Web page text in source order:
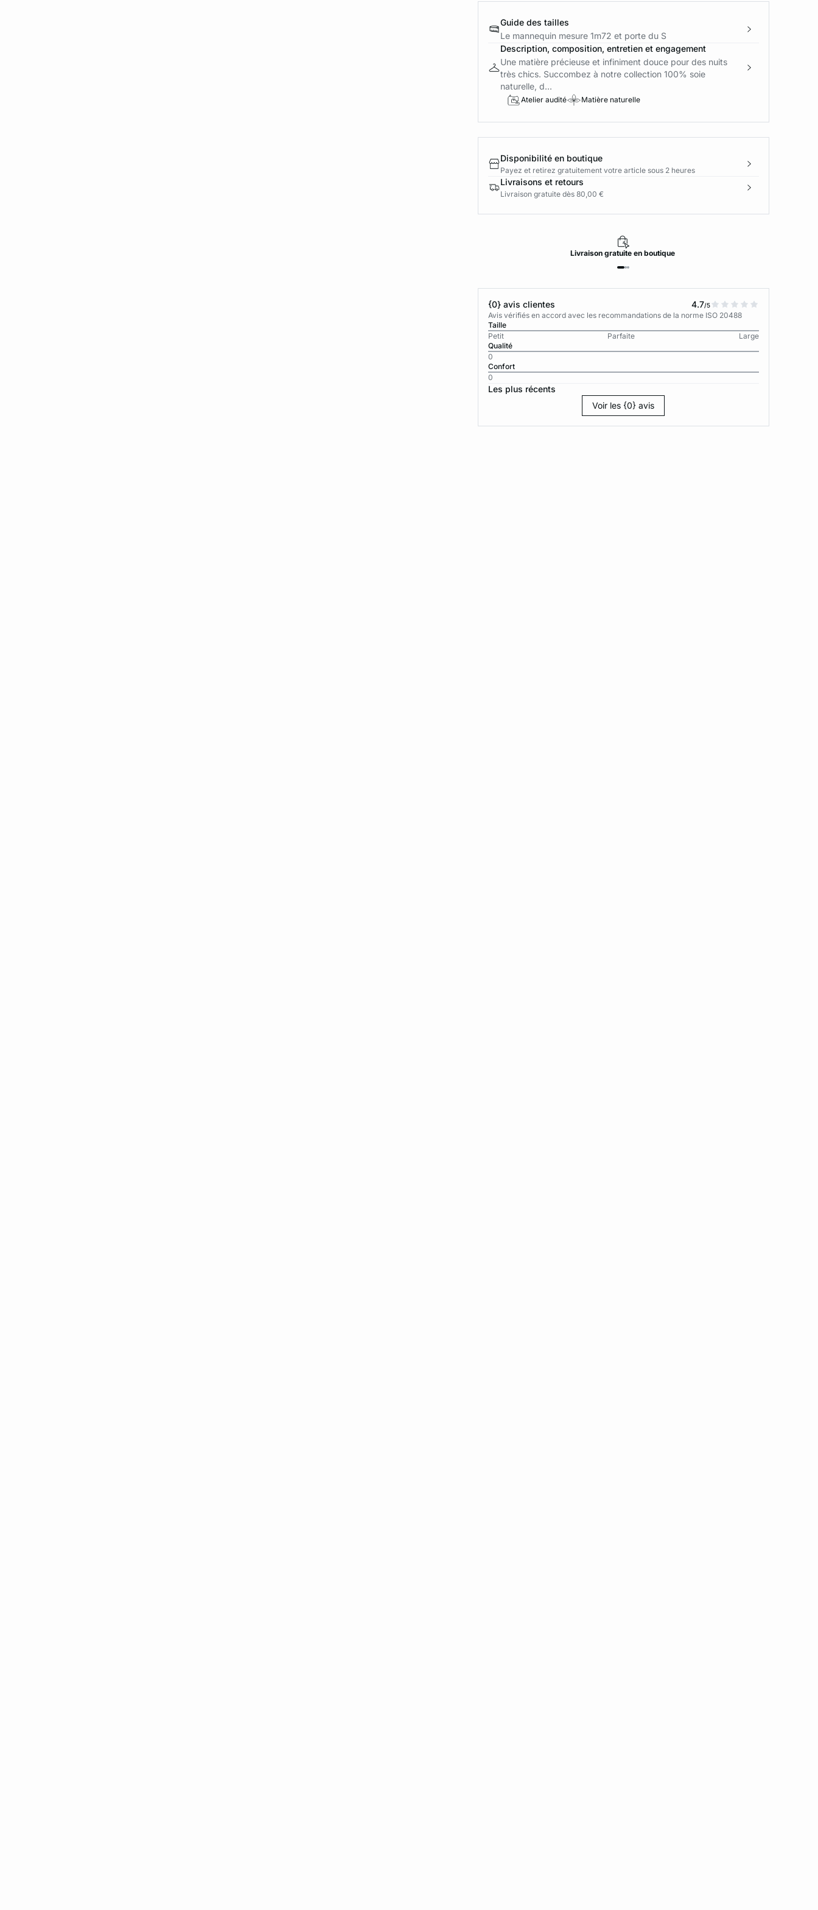
Guide des tailles
Le mannequin mesure 1m72 et porte du S
Description, composition, entretien et engagement
Une matière précieuse et infiniment douce pour des nuits
très chics. Succombez à notre collection 100% soie
naturelle, d...
Atelier audité Matière naturelle
Disponibilité en boutique
Payez et retirez gratuitement votre article sous 2 heures
Livraisons et retours
Livraison gratuite dès 80,00 €
Livraison gratuite en boutique
{0} avis clientes 4.7/5
Avis vérifiés en accord avec les recommandations de la norme ISO 20488
Taille
Petit
Parfaite
Large
Qualité
0
Confort
0
Les plus récents
Voir les {0} avis